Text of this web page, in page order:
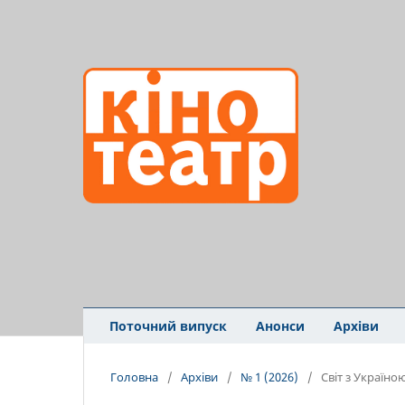
Поточний випуск Анонси Архіви
Головна / Архіви / № 1 (2026) / Світ з